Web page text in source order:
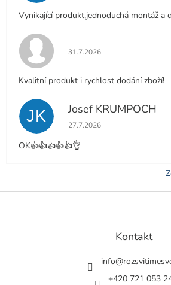
Vynikající produkt,jednoduchá montáž a
Hodnocení obchodu je 5 z 5
31.7.2026
Kvalitní produkt i rychlost dodání zboží!
JK Josef KRUMPOCH
Hodnocení obchodu je 5 z 5
27.7.2026
OK👍👍👍👍👍👌
Z
Kontakt
info@
+420 721 053